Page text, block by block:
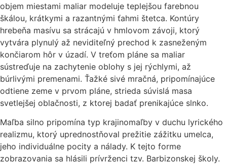
objem miestami maliar modeluje teplejšou farebnou
škálou, krátkymi a razantnými ťahmi štetca. Kontúry
hrebeňa masívu sa strácajú v hmlovom závoji, ktorý
vytvára plynulý až neviditeľný prechod k zasneženým
končiarom hôr v úzadí. V treťom pláne sa maliar
sústreďuje na zachytenie oblohy s jej rýchlymi, až
búrlivými premenami. Ťažké sivé mračná, pripomínajúce
odtiene zeme v prvom pláne, strieda súvislá masa
svetlejšej oblačnosti, z ktorej badať prenikajúce slnko.
Maľba silno pripomína typ krajinomaľby v duchu lyrického
realizmu, ktorý uprednostňoval prežitie zážitku umelca,
jeho individuálne pocity a nálady. K tejto forme
zobrazovania sa hlásili prívrženci tzv. Barbizonskej školy.